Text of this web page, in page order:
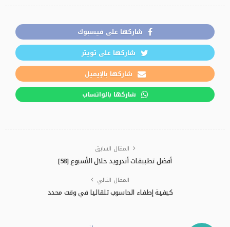
شاركها على فيسبوك
شاركها على تويتر
شاركها بالإيميل
شاركها بالواتساب
المقال السابق
أفضل تطبيقات أندرويد خلال الأسبوع [58]
المقال التالي
كيفية إطفاء الحاسوب تلقائيا في وقت محدد